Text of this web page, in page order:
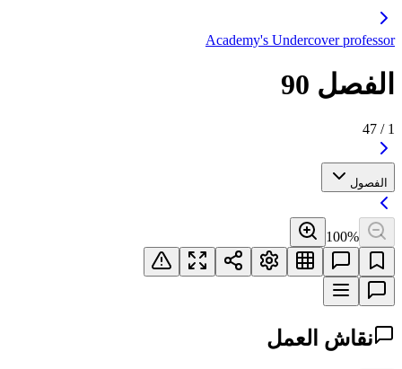
Academy's Undercover professor
الفصل 90
/
47
الفصول
100%
نقاش العمل